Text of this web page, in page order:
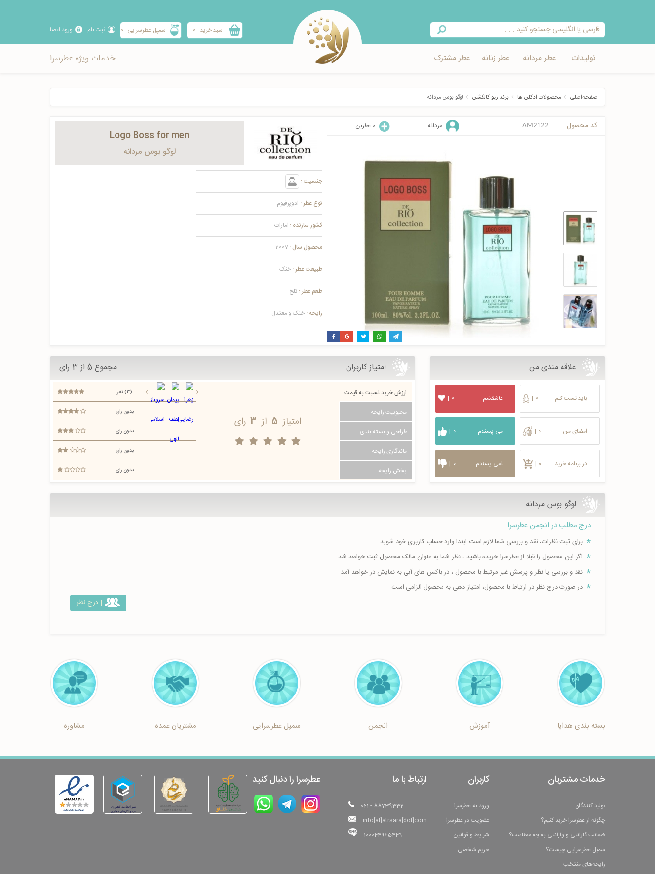
ورود اعضا ثبت نام سمپل عطرسرایی 0 سبد خرید 0
تولیدات عطر مردانه عطر زنانه عطر مشترک خدمات ویژه عطرسرا
صفحه‌اصلی محصولات ادکلن ها برند ریو کالکشن لوگو بوس مردانه
کد محصول AM2122 مردانه 0 عطربن
Logo Boss for men
لوگو بوس مردانه
جنسیت :
نوع عطر : ادوپرفیوم
کشور سازنده : امارات
محصول سال : 2007
طبیعت عطر : خنک
طعم عطر : تلخ
رایحه : خنک و معتدل
علاقه مندی من
باید تست کنم | ۰
امضای من | ۰
در برنامه خرید | ۰
عاشقشم | ۰
می پسندم | ۰
نمی پسندم | ۰
امتیاز کاربران مجموع 5 از 3 رای
ارزش خرید نسبت به قیمت
محبوبیت رایحه
طراحی و بسته بندی
ماندگاری رایحه
پخش رایحه
امتیاز 5 از 3 رای
(3) نفر
بدون رای
بدون رای
بدون رای
بدون رای
لوگو بوس مردانه
درج مطلب در انجمن عطرسرا
برای ثبت نظرات، نقد و بررسی شما لازم است ابتدا وارد حساب کاربری خود شوید
اگر این محصول را قبلا از عطرسرا خریده باشید ، نظر شما به عنوان مالک محصول ثبت خواهد شد
نقد و بررسی یا نظر و پرسش غیر مرتبط با محصول ، در باکس های آبی به نمایش در خواهد آمد
در صورت درج نظر در ارتباط با محصول، امتیاز دهی به محصول الزامی است
| درج نظر
بسته بندی هدایا آموزش انجمن سمپل عطرسرایی مشتریان عمده مشاوره
خدمات مشتریان
تولید کنندگان
چگونه از عطرسرا خرید کنیم؟
ضمانت گارانتی و وارانتی به چه معناست؟
سمپل عطرسرایی چیست؟
رایحه‌های منتخب
کاربران
ورود به عطرسرا
عضویت در عطرسرا
شرایط و قوانین
حریم شخصی
ارتباط با ما
021 - 88739332
info[at]atrsara[dot]com
100044965449
عطرسرا را دنبال کنید